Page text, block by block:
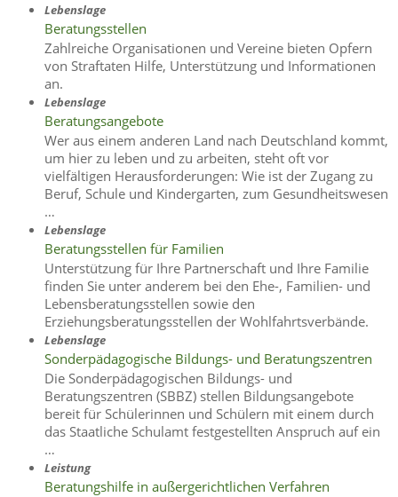
Lebenslage
Beratungsstellen
Zahlreiche Organisationen und Vereine bieten Opfern
von Straftaten Hilfe, Unterstützung und Informationen
an.
Lebenslage
Beratungsangebote
Wer aus einem anderen Land nach Deutschland kommt,
um hier zu leben und zu arbeiten, steht oft vor
vielfältigen Herausforderungen: Wie ist der Zugang zu
Beruf, Schule und Kindergarten, zum Gesundheitswesen
…
Lebenslage
Beratungsstellen für Familien
Unterstützung für Ihre Partnerschaft und Ihre Familie
finden Sie unter anderem bei den Ehe-, Familien- und
Lebensberatungsstellen sowie den
Erziehungsberatungsstellen der Wohlfahrtsverbände.
Lebenslage
Sonderpädagogische Bildungs- und Beratungszentren
Die Sonderpädagogischen Bildungs- und
Beratungszentren (SBBZ) stellen Bildungsangebote
bereit für Schülerinnen und Schülern mit einem durch
das Staatliche Schulamt festgestellten Anspruch auf ein
…
Leistung
Beratungshilfe in außergerichtlichen Verfahren